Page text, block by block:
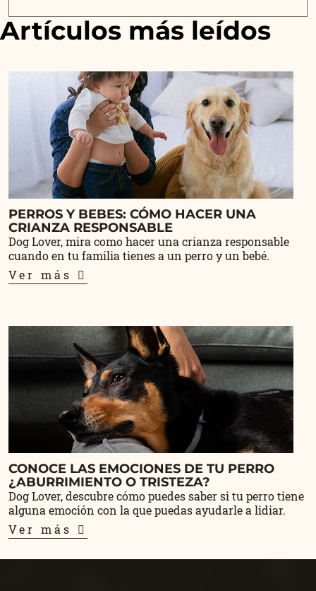
Artículos más leídos
PERROS Y BEBES: CÓMO HACER UNA
CRIANZA RESPONSABLE
Dog Lover, mira como hacer una crianza responsable
cuando en tu familia tienes a un perro y un bebé.
Ver más
CONOCE LAS EMOCIONES DE TU PERRO
¿ABURRIMIENTO O TRISTEZA?
Dog Lover, descubre cómo puedes saber si tu perro tiene
alguna emoción con la que puedas ayudarle a lidiar.
Ver más